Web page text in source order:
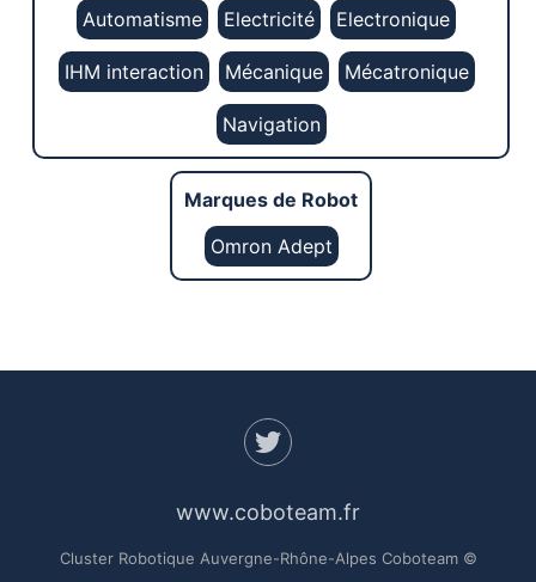
Automatisme
Electricité Electronique
IHM interaction Mécanique Mécatronique
Navigation
Marques de Robot
Omron Adept
www.coboteam.fr
Cluster Robotique Auvergne-Rhône-Alpes Coboteam ©